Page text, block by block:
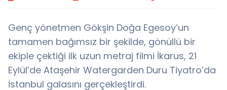
Genç yönetmen Gökşin Doğa Egesoy’un
tamamen bağımsız bir şekilde, gönüllü bir
ekiple çektiği ilk uzun metraj filmi İkarus, 21
Eylül’de Ataşehir Watergarden Duru Tiyatro’da
İstanbul galasını gerçekleştirdi.